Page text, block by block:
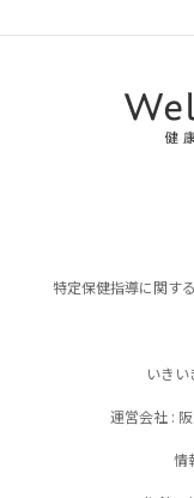
特定保健指導に関す
いき
運営会社 :
情